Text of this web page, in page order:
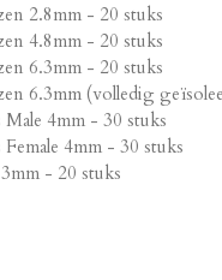
2.8mm - 20 stuks
4.8mm - 20 stuks
6.3mm - 20 stuks
6.3mm (volledig
4mm - 30 stuks
4mm - 30 stuks
- 20 stuks